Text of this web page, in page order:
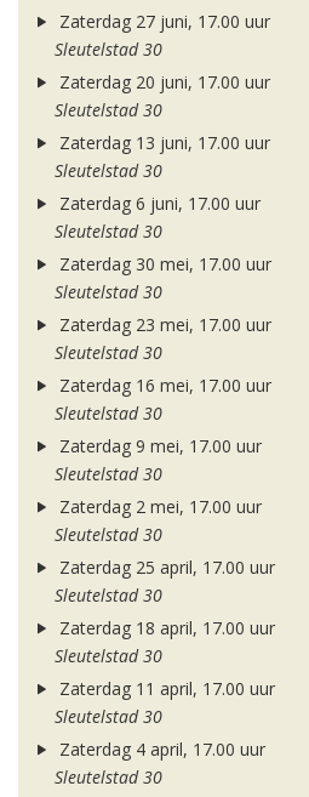
Zaterdag 27 juni, 17.00 uur
Sleutelstad 30
Zaterdag 20 juni, 17.00 uur
Sleutelstad 30
Zaterdag 13 juni, 17.00 uur
Sleutelstad 30
Zaterdag 6 juni, 17.00 uur
Sleutelstad 30
Zaterdag 30 mei, 17.00 uur
Sleutelstad 30
Zaterdag 23 mei, 17.00 uur
Sleutelstad 30
Zaterdag 16 mei, 17.00 uur
Sleutelstad 30
Zaterdag 9 mei, 17.00 uur
Sleutelstad 30
Zaterdag 2 mei, 17.00 uur
Sleutelstad 30
Zaterdag 25 april, 17.00 uur
Sleutelstad 30
Zaterdag 18 april, 17.00 uur
Sleutelstad 30
Zaterdag 11 april, 17.00 uur
Sleutelstad 30
Zaterdag 4 april, 17.00 uur
Sleutelstad 30